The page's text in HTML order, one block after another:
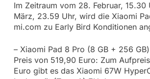
Im Zeitraum vom 28. Februar, 15.30
März, 23.59 Uhr, wird die Xiaomi
mi.com zu Early Bird Konditionen
– Xiaomi Pad 8 Pro (8 GB + 256
Preis von 519,90 Euro: Zum
Euro gibt es das Xiaomi 67W